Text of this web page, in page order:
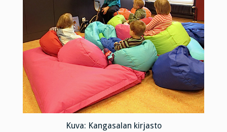
Kuva: Kangasalan kirjasto